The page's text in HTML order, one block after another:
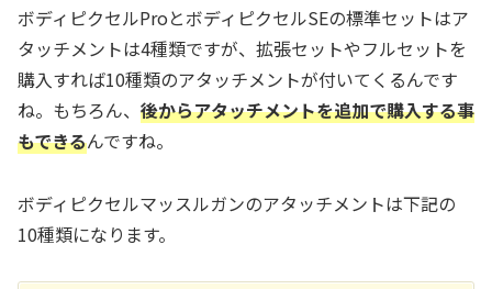
ボディピクセルProとボディピクセルSEの標準セットはア
タッチメントは4種類ですが、拡張セットやフルセットを
購入すれば10種類のアタッチメントが付いてくるんです
ね。もちろん、 後からアタッチメントを追加で購入する事
もできるんですね。
ボディピクセルマッスルガンのアタッチメントは下記の
10種類になります。